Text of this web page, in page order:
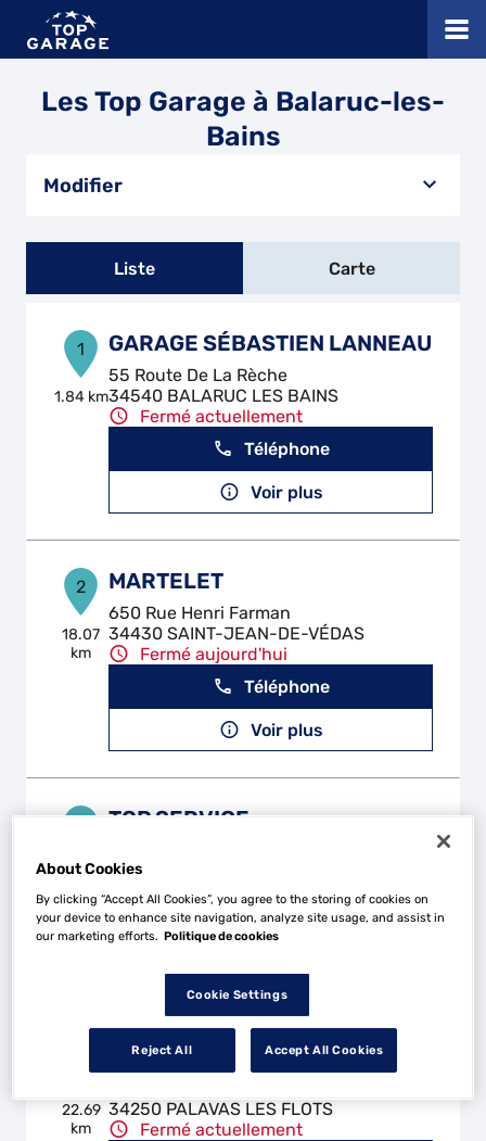
Les Top Garage à Balaruc-les-
Bains
Modifier
Liste Carte
1
1.84 km
GARAGE SÉBASTIEN LANNEAU
55 Route De La Rèche
34540 BALARUC LES BAINS
Fermé actuellement
Téléphone
Voir plus
2
18.07
km
MARTELET
650 Rue Henri Farman
34430 SAINT-JEAN-DE-VÉDAS
Fermé aujourd'hui
Téléphone
Voir plus
20.23
km
TOP SERVICE
34970 LATTES
Fermé aujourd'hui
Téléphone
22.69
km
PALAVAS AUTO
34250 PALAVAS LES FLOTS
Fermé actuellement
About Cookies
By clicking “Accept All Cookies”, you agree to the storing of cookies on
your device to enhance site navigation, analyze site usage, and assist in
our marketing efforts. Politique de cookies
Cookie Settings
Reject All Accept All Cookies